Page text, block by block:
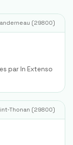
(29800)
par In Extenso
Thonan (29800)